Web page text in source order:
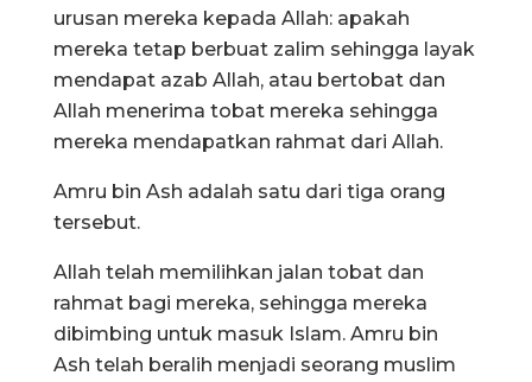
urusan mereka kepada Allah: apakah
mereka tetap berbuat zalim sehingga layak
mendapat azab Allah, atau bertobat dan
Allah menerima tobat mereka sehingga
mereka mendapatkan rahmat dari Allah.
Amru bin Ash adalah satu dari tiga orang
tersebut.
Allah telah memilihkan jalan tobat dan
rahmat bagi mereka, sehingga mereka
dibimbing untuk masuk Islam. Amru bin
Ash telah beralih menjadi seorang muslim